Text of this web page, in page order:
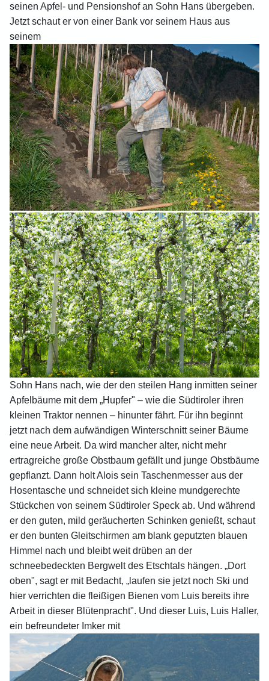
seinen Apfel- und Pensionshof an Sohn Hans übergeben.
Jetzt schaut er von einer Bank vor seinem Haus aus
seinem
Sohn Hans nach, wie der den steilen Hang inmitten seiner
Apfelbäume mit dem „Hupfer" – wie die Südtiroler ihren
kleinen Traktor nennen – hinunter fährt. Für ihn beginnt
jetzt nach dem aufwändigen Winterschnitt seiner Bäume
eine neue Arbeit. Da wird mancher alter, nicht mehr
ertragreiche große Obstbaum gefällt und junge Obstbäume
gepflanzt. Dann holt Alois sein Taschenmesser aus der
Hosentasche und schneidet sich kleine mundgerechte
Stückchen von seinem Südtiroler Speck ab. Und während
er den guten, mild geräucherten Schinken genießt, schaut
er den bunten Gleitschirmen am blank geputzten blauen
Himmel nach und bleibt weit drüben an der
schneebedeckten Bergwelt des Etschtals hängen. „Dort
oben", sagt er mit Bedacht, „laufen sie jetzt noch Ski und
hier verrichten die fleißigen Bienen vom Luis bereits ihre
Arbeit in dieser Blütenpracht". Und dieser Luis, Luis Haller,
ein befreundeter Imker mit